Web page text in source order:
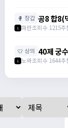
🥊 장갑
1 파란조회수 1215추
👕 상의 40제 궁
https://
1 노와조회수 1644추